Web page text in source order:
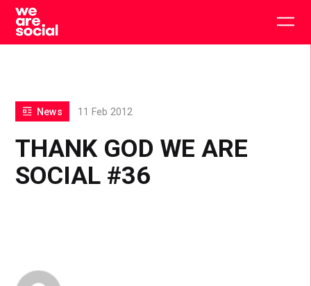
Skip
content
THANK GOD WE ARE
SOCIAL #36
News 11 Feb 2012